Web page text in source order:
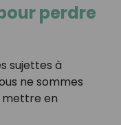
perdre
sujettes à
ne sommes
mettre en